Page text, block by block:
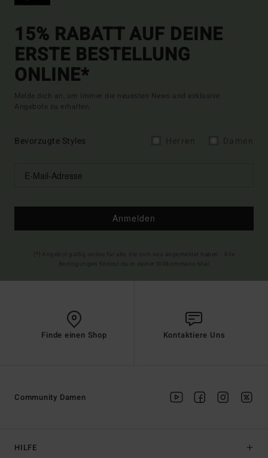
15% RABATT AUF DEINE
ERSTE BESTELLUNG
ONLINE*
Melde dich an, um immer die neuesten News und exklusive
Angebote zu erhalten.
Bevorzugte Styles
Anmelden
Finde einen Shop Kontaktiere Uns
HILFE
Community Damen